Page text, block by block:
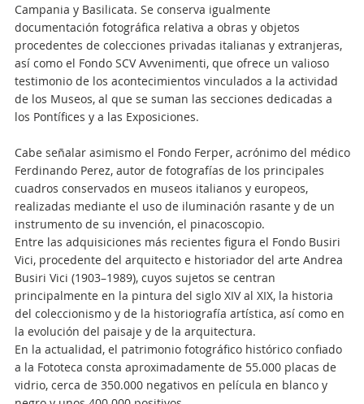
Campania y Basilicata. Se conserva igualmente
documentación fotográfica relativa a obras y objetos
procedentes de colecciones privadas italianas y extranjeras,
así como el Fondo SCV Avvenimenti, que ofrece un valioso
testimonio de los acontecimientos vinculados a la actividad
de los Museos, al que se suman las secciones dedicadas a
los Pontífices y a las Exposiciones.
Cabe señalar asimismo el Fondo Ferper, acrónimo del médico
Ferdinando Perez, autor de fotografías de los principales
cuadros conservados en museos italianos y europeos,
realizadas mediante el uso de iluminación rasante y de un
instrumento de su invención, el pinacoscopio.
Entre las adquisiciones más recientes figura el Fondo Busiri
Vici, procedente del arquitecto e historiador del arte Andrea
Busiri Vici (1903–1989), cuyos sujetos se centran
principalmente en la pintura del siglo XIV al XIX, la historia
del coleccionismo y de la historiografía artística, así como en
la evolución del paisaje y de la arquitectura.
En la actualidad, el patrimonio fotográfico histórico confiado
a la Fototeca consta aproximadamente de 55.000 placas de
vidrio, cerca de 350.000 negativos en película en blanco y